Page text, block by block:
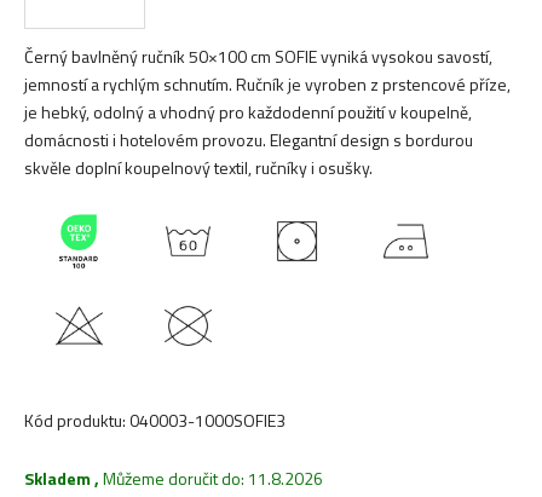
Černý bavlněný ručník 50×100 cm SOFIE vyniká vysokou savostí,
jemností a rychlým schnutím. Ručník je vyroben z prstencové příze,
je hebký, odolný a vhodný pro každodenní použití v koupelně,
domácnosti i hotelovém provozu. Elegantní design s bordurou
skvěle doplní koupelnový textil, ručníky i osušky.
Kód produktu:040003-1000SOFIE3
Skladem,Můžeme doručit do: 11.8.2026